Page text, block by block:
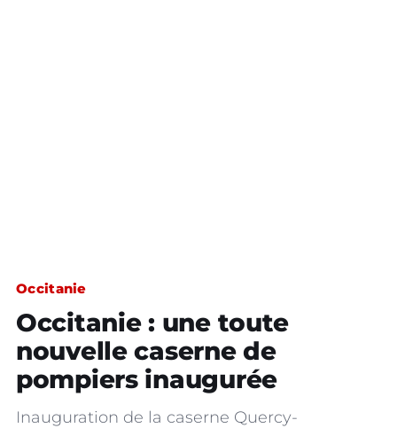
Occitanie
Occitanie : une toute
nouvelle caserne de
pompiers inaugurée
Inauguration de la caserne Quercy-